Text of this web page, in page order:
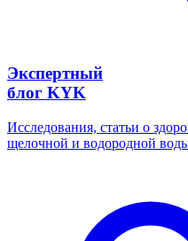
Экспертный
блог KYK
Исследования, статьи о
щелочной и водородной